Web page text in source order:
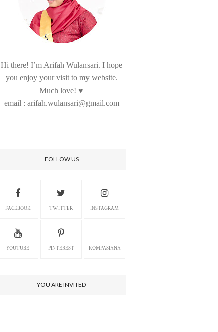
Hi there! I’m Arifah Wulansari. I hope
you enjoy your visit to my website.
Much love! ♥
email : arifah.wulansari@gmail.com
FOLLOW US
FACEBOOK TWITTER INSTAGRAM
YOUTUBE PINTEREST KOMPASIANA
YOU ARE INVITED